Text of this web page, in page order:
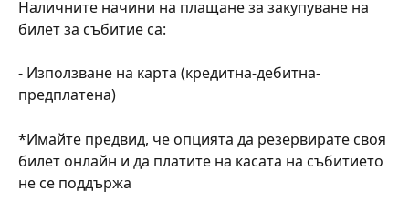
Наличните начини на плащане за закупуване на
билет за събитие са:
- Използване на карта (кредитна-дебитна-
предплатена)
*Имайте предвид, че опцията да резервирате своя
билет онлайн и да платите на касата на събитието
не се поддържа